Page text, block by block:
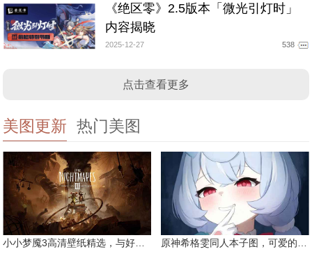
《绝区零》2.5版本「微光引灯时」
内容揭晓
2025-12-27 538
点击查看更多
美图更新 热门美图
小小梦魇3高清壁纸精选，与好友一同面对恐惧 原神希格雯同人本子图，可爱的双马尾